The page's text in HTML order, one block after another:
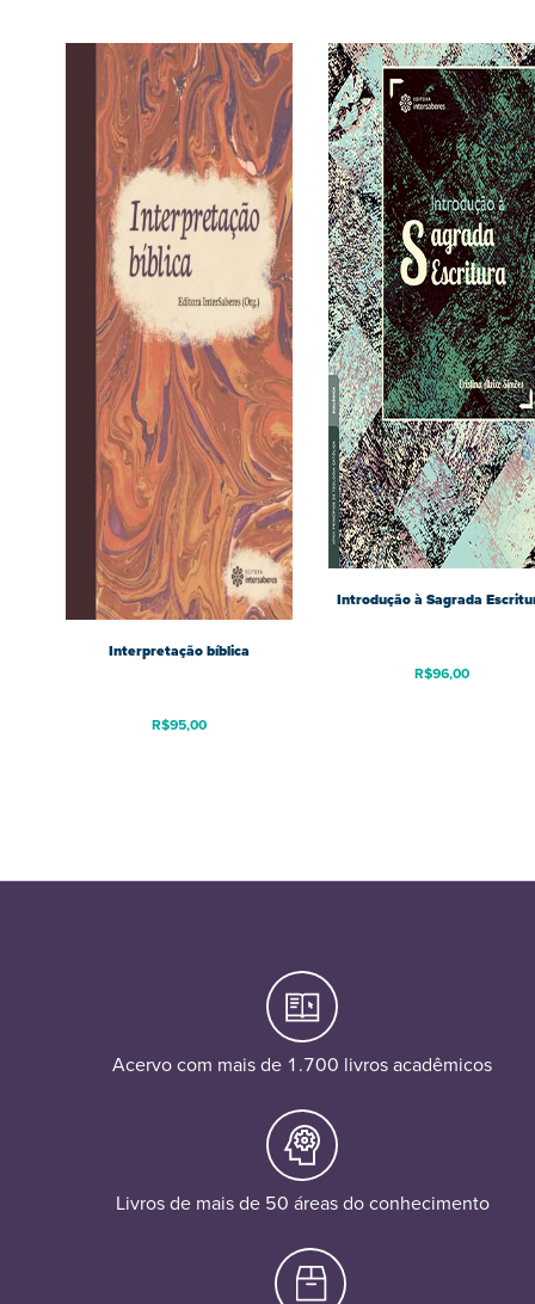
Interpretação bíblica
R$95,00
Introdução à Sagrada
R$96,00
Acervo com mais de 1.700 livros acadêmicos
Livros de mais de 50 áreas do conhecimento